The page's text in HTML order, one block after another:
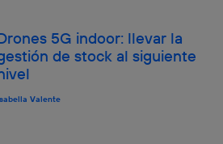
5G indoor: llevar la
de stock al siguiente
Valente